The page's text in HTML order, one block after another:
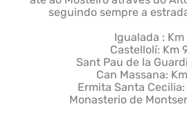
seguindo sempre a
Igualada : Km
Castellolí: Km
Sant Pau de la
Can Massana:
Ermita Santa Cecilia:
Monasterio de